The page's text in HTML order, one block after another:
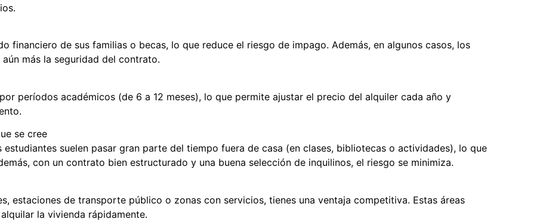
financiero de sus familias o becas, lo que reduce el riesgo de impago. Además, en algunos casos, los
más la seguridad del contrato.
períodos académicos (de 6 a 12 meses), lo que permite ajustar el precio del alquiler cada año y
se cree
suelen pasar gran parte del tiempo fuera de casa (en clases, bibliotecas o actividades), lo que
con un contrato bien estructurado y una buena selección de inquilinos, el riesgo se minimiza.
estaciones de transporte público o zonas con servicios, tienes una ventaja competitiva. Estas áreas
la vivienda rápidamente.